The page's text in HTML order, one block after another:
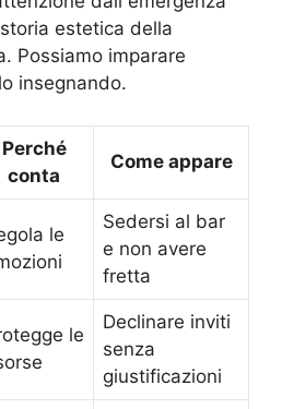
estetica della
Possiamo imparare
insegnando.
Perché
conta
Come appare
le
Sedersi al bar
e non avere
fretta
le
Declinare inviti
senza
giustificazioni